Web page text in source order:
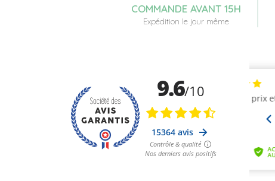
COMMANDE AVANT 15H
Expédition le jour même